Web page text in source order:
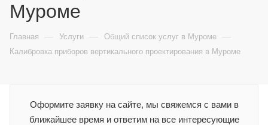
Муроме
Главная — Услуги — Общий список услуг в Муроме —
Калибровка приборов вертикального проектирования в Муроме
Оформите заявку на сайте, мы свяжемся с вами в
ближайшее время и ответим на все интересующие